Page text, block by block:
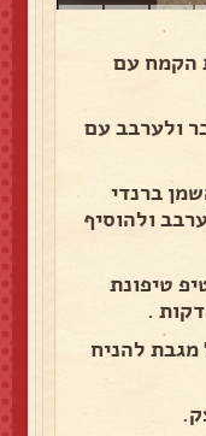
הקמח עם
ולערבב עם
ברנדי
ולהוסיף
טיפונת
מגבת להניח